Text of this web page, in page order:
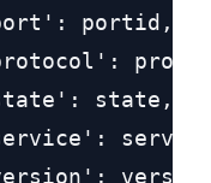
portid,
state,